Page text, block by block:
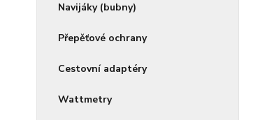
Navijáky (bubny)
Přepěťové ochrany
Cestovní adaptéry
Wattmetry